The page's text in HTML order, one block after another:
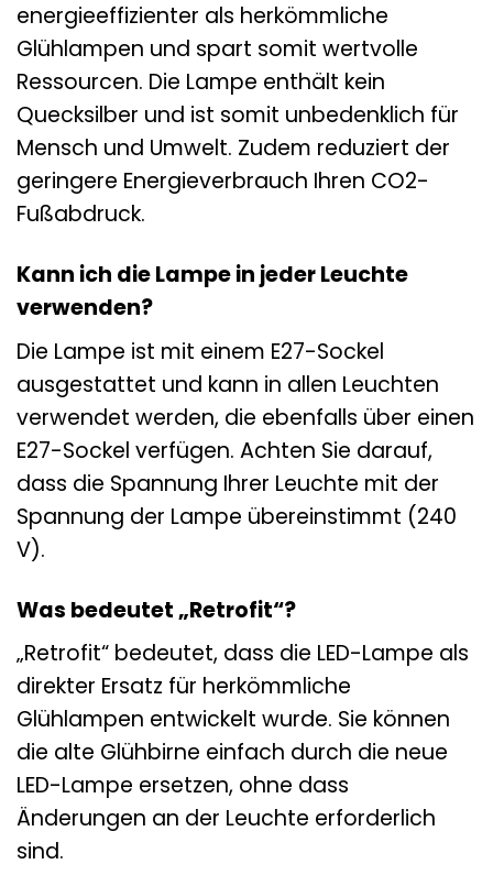
energieeffizienter als herkömmliche
Glühlampen und spart somit wertvolle
Ressourcen. Die Lampe enthält kein
Quecksilber und ist somit unbedenklich für
Mensch und Umwelt. Zudem reduziert der
geringere Energieverbrauch Ihren CO2-
Fußabdruck.
Kann ich die Lampe in jeder Leuchte
verwenden?
Die Lampe ist mit einem E27-Sockel
ausgestattet und kann in allen Leuchten
verwendet werden, die ebenfalls über einen
E27-Sockel verfügen. Achten Sie darauf,
dass die Spannung Ihrer Leuchte mit der
Spannung der Lampe übereinstimmt (240
V).
Was bedeutet „Retrofit“?
„Retrofit“ bedeutet, dass die LED-Lampe als
direkter Ersatz für herkömmliche
Glühlampen entwickelt wurde. Sie können
die alte Glühbirne einfach durch die neue
LED-Lampe ersetzen, ohne dass
Änderungen an der Leuchte erforderlich
sind.